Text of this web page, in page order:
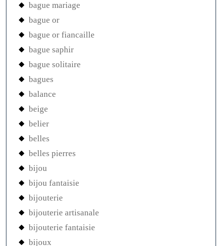
bague mariage
bague or
bague or fiancaille
bague saphir
bague solitaire
bagues
balance
beige
belier
belles
belles pierres
bijou
bijou fantaisie
bijouterie
bijouterie artisanale
bijouterie fantaisie
bijoux